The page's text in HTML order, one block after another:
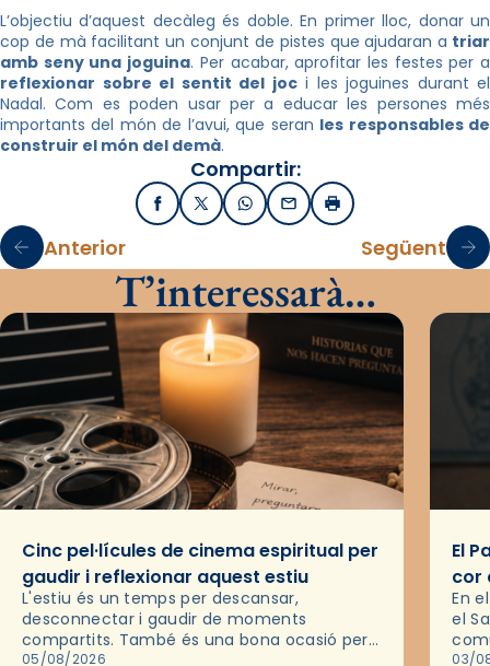
L’objectiu d’aquest decàleg és doble. En primer lloc, donar un
cop de mà facilitant un conjunt de pistes que ajudaran a triar
amb seny una joguina. Per acabar, aprofitar les festes per a
reflexionar sobre el sentit del joci les joguines durant el
Nadal. Com es poden usar per a educar les persones més
importants del món de l’avui, que seran les responsables de
construir el món del demà.
Compartir:
FacebookX / TwitterWhatsApp
EmailImprimir
Anterior Següent
T’interessarà…
Cinc pel·lícules de cinema espiritual per
gaudir i reflexionar aquest estiu
L'estiu és un temps per descansar,
desconnectar i gaudir de moments
compartits. També és una bona ocasió per
deixar-se portar per una bona història i, a
05/08/2026
El
cor
En
el
de
03/